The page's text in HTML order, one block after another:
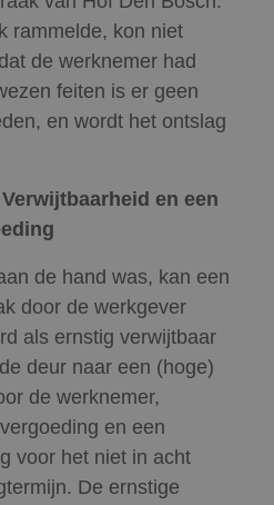
rammelde, kon niet
de werknemer had
feiten is er geen
en wordt het ontslag
en een
de hand was, kan een
door de werkgever
als ernstig verwijtbaar
deur naar een (hoge)
de werknemer,
en een
voor het niet in acht
De ernstige